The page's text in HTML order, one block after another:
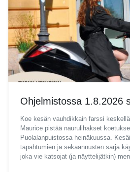
Ohjelmistossa 1.8.2026
Koe kesän vauhdikkain farssi
Maurice pistää naurulihakset
Puolalanpuistossa heinäkuussa.
tapahtumien ja sekaannusten sarja
joka vie katsojat (ja näyttelijätkin)